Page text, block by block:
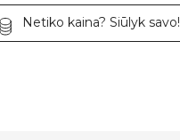
Netiko kaina? Siūlyk savo!